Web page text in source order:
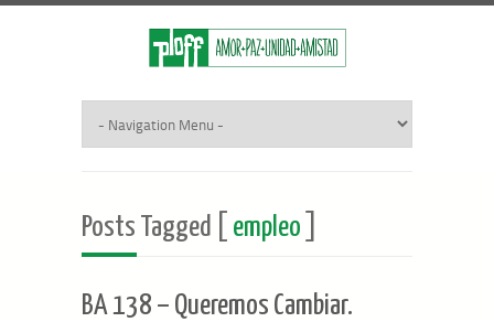
Posts Tagged [ empleo
BA 138 – Queremos Cambiar.